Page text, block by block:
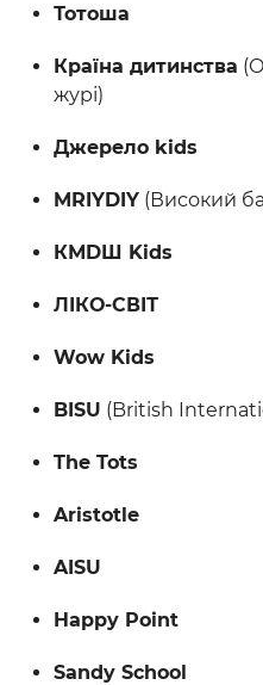
Тотоша
Країна дитинства
журі)
Джерело kids
MRIYDIY (Високий
КМDШ Kids
ЛІКО-СВІТ
Wow Kids
BISU (British
The Tots
Aristotle
AISU
Happy Point
Sandy School